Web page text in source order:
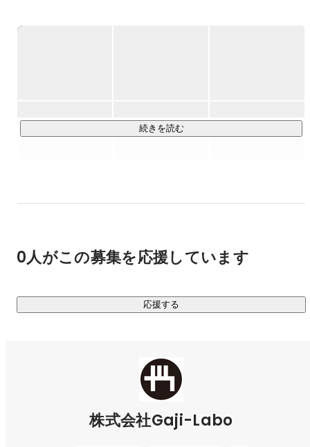
をお手伝いするため、以下の3つの領域を柱にサービスを提供
【主にこんなことをしています】
【どんな会社と仕事をしているか】
・スタートアップのシリーズB以降：11.1%
・上場企業：19.4%
（直近3年間の売上に対する一次請け比率：90%越）
Gaji-Labo の仕事の多くは、上記のような「これから事業を伸
ばすぞ」というフェーズのスタートアップの支援をしていま
続きを読む
0人がこの募集を応援しています
応援する
株式会社Gaji-Labo